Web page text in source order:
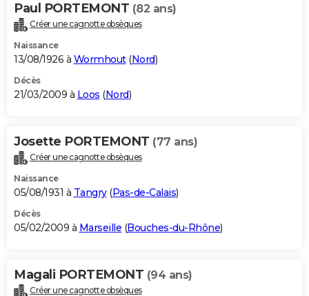
Paul PORTEMONT (82 ans)
Créer une cagnotte obsèques
Naissance
13/08/1926 à Wormhout(Nord)
Décès
21/03/2009 à Loos (Nord)
Josette PORTEMONT (77 ans)
Créer une cagnotte obsèques
Naissance
05/08/1931 à Tangry(Pas-de-Calais)
Décès
05/02/2009 à Marseille (Bouches-du-Rhône)
Magali PORTEMONT (94 ans)
Créer une cagnotte obsèques